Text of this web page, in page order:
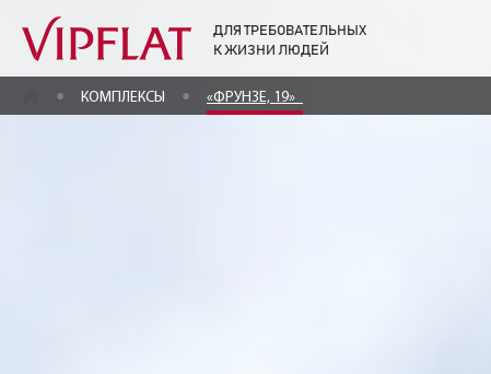
ДЛЯ ТРЕБОВАТЕЛЬНЫХ
К ЖИЗНИ ЛЮДЕЙ
ГЛАВНАЯКОМПЛЕКСЫ «ФРУНЗЕ, 19»